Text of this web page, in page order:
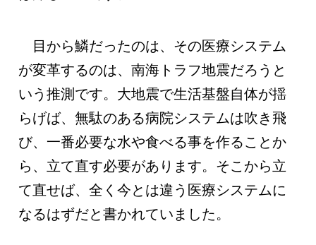
目から鱗だったのは、その医療システム
が変革するのは、南海トラフ地震だろうと
いう推測です。大地震で生活基盤自体が揺
らげば、無駄のある病院システムは吹き飛
び、一番必要な水や食べる事を作ることか
ら、立て直す必要があります。そこから立
て直せば、全く今とは違う医療システムに
なるはずだと書かれていました。